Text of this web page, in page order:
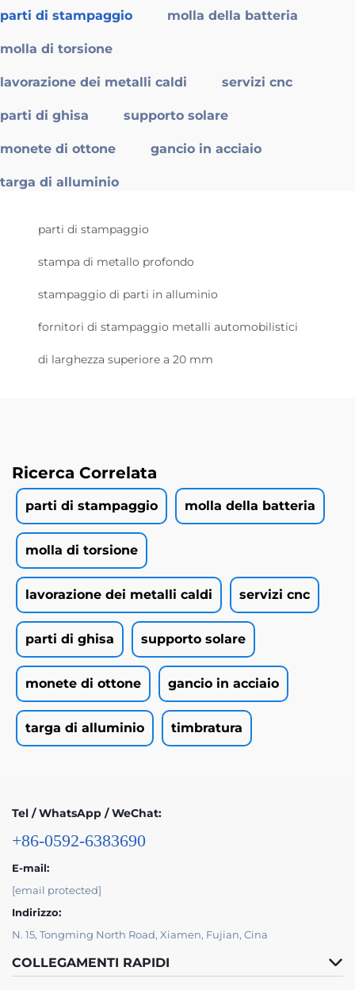
parti di stampaggio molla della batteria
molla di torsione
lavorazione dei metalli caldi servizi cnc
parti di ghisa supporto solare
monete di ottone gancio in acciaio
targa di alluminio
parti di stampaggio
stampa di metallo profondo
stampaggio di parti in alluminio
fornitori di stampaggio metalli automobilistici
di larghezza superiore a 20 mm
Ricerca Correlata
parti di stampaggio molla della batteria
molla di torsione
lavorazione dei metalli caldi servizi cnc
parti di ghisa supporto solare
monete di ottone gancio in acciaio
targa di alluminio timbratura
Tel / WhatsApp / WeChat:
+86-0592-6383690
E-mail:
[email protected]
Indirizzo:
N. 15, Tongming North Road, Xiamen, Fujian, Cina
COLLEGAMENTI RAPIDI